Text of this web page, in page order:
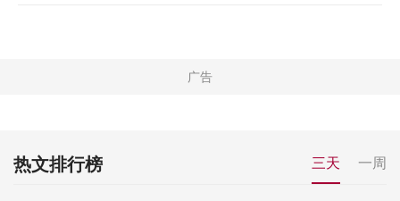
热文排行榜 三天 一周